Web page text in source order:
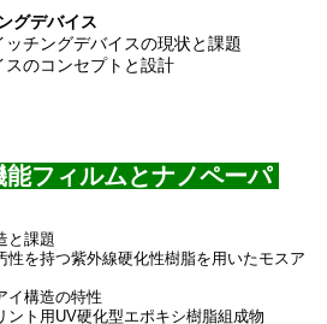
グデバイス
ングデバイスの現状と課題
コンセプトと設計
フィルムとナノペーパ
課題
持つ紫外線硬化性樹脂を用いたモスア
構造の特性
用UV硬化型エポキシ樹脂組成物